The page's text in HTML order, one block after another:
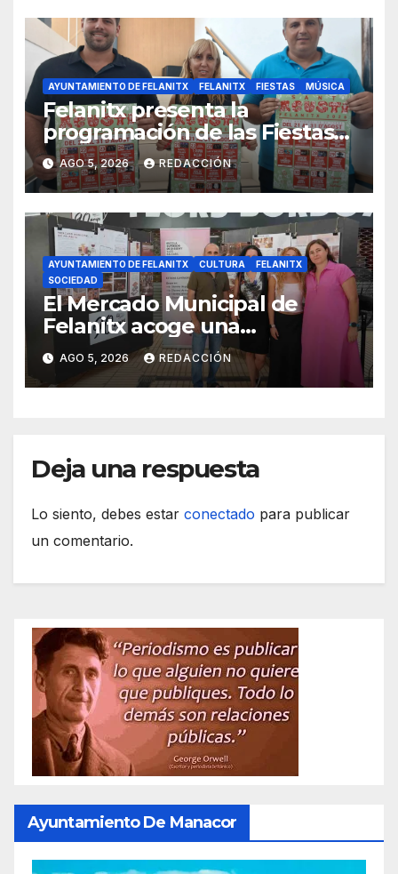
AYUNTAMIENTO DE FELANITX FELANITX FIESTAS MÚSICA
Felanitx presenta la
programación de las Fiestas
de Sant Agustí 2026 con diez
días de verbenas
AGO 5, 2026 REDACCIÓN
AYUNTAMIENTO DE FELANITX CULTURA
FELANITX
SOCIEDAD
El Mercado Municipal de
Felanitx acoge una
exposición con propuestas de
diseño de la EASDIB
AGO 5, 2026 REDACCIÓN
Deja una respuesta
Lo siento, debes estar conectado para publicar
un comentario.
Ayuntamiento De Manacor